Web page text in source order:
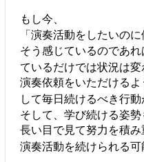
もし今、
「演奏活動をしたいの
そう感じているのであ
ているだけでは状況は変
演奏依頼をいただける
して毎日続けるべき行動
そして、学び続ける姿勢
長い目で見て努力を積
演奏活動を続けられる可